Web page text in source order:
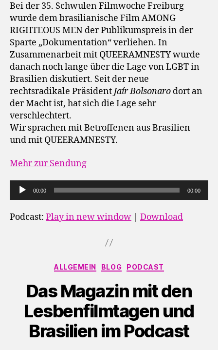
Bei der 35. Schwulen Filmwoche Freiburg
wurde dem brasilianische Film AMONG
RIGHTEOUS MEN der Publikumspreis in der
Sparte „Dokumentation“ verliehen. In
Zusammenarbeit mit QUEERAMNESTY wurde
danach noch lange über die Lage von LGBT in
Brasilien diskutiert. Seit der neue
rechtsradikale Präsident Jaír Bolsonaro dort an
der Macht ist, hat sich die Lage sehr
verschlechtert.
Wir sprachen mit Betroffenen aus Brasilien
und mit QUEERAMNESTY.
Mehr zur Sendung
u
d
00:00 00:00
Podcast: Play in new window Download
Kategorien
ALLGEMEIN BLOG PODCAST
Das Magazin mit den
Lesbenfilmtagen und
Brasilien im Podcast